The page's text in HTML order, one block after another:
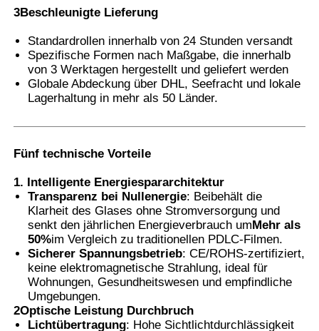
Thermochromer PVB-Folie
3Beschleunigte Lieferung
Standardrollen innerhalb von 24 Stunden versandt
Spezifische Formen nach Maßgabe, die innerhalb
von 3 Werktagen hergestellt und geliefert werden
Globale Abdeckung über DHL, Seefracht und lokale
Lagerhaltung in mehr als 50 Länder.
Fünf technische Vorteile
1. Intelligente Energiespararchitektur
Transparenz bei Nullenergie: Beibehält die
Klarheit des Glases ohne Stromversorgung und
senkt den jährlichen Energieverbrauch umMehr als
50%im Vergleich zu traditionellen PDLC-Filmen.
Sicherer Spannungsbetrieb: CE/ROHS-zertifiziert,
keine elektromagnetische Strahlung, ideal für
Wohnungen, Gesundheitswesen und empfindliche
Umgebungen.
2Optische Leistung Durchbruch
Lichtübertragung: Hohe Sichtlichtdurchlässigkeit